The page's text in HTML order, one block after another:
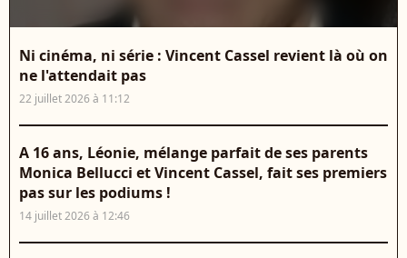
Ni cinéma, ni série : Vincent Cassel revient là où on
ne l'attendait pas
22 juillet 2026 à 11:12
A 16 ans, Léonie, mélange parfait de ses parents
Monica Bellucci et Vincent Cassel, fait ses premiers
pas sur les podiums !
14 juillet 2026 à 12:46